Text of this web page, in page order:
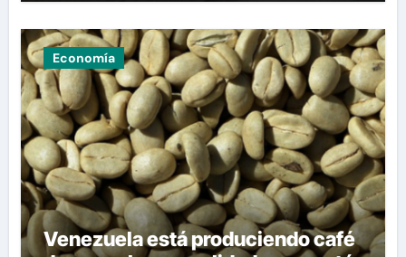
Economía
Venezuela está produciendo café